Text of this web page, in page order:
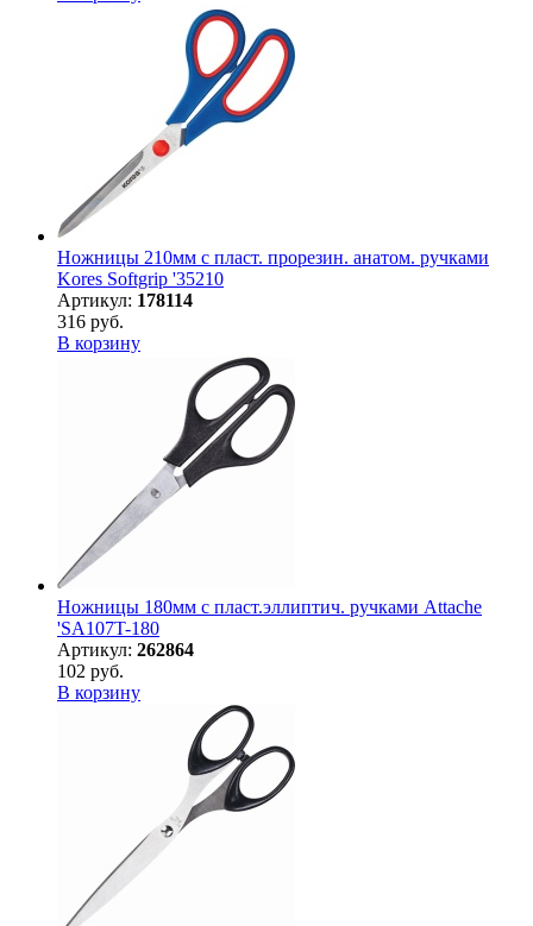
Ножницы 210мм с пласт. прорезин. анатом. ручками
Kores Softgrip '35210
Артикул: 178114
316 руб.
В корзину
Ножницы 180мм с пласт.эллиптич. ручками Attache
'SA107T-180
Артикул: 262864
102 руб.
В корзину